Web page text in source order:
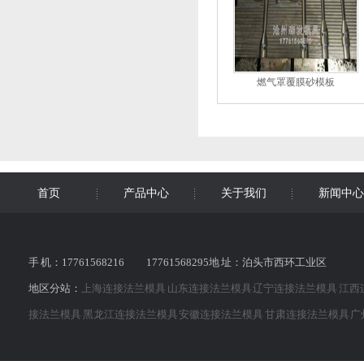
燃气罩覆膜砂模板
首页 产品中心 关于我们 新闻中心
手 机：17761568216 17761568295地 址：泊头市西环工业区
地区分站： 上海连接法兰模具 山东连接法兰模具 辽宁连接法兰模具 江西
接法兰模具 黑龙江连接法兰模具 安徽连接法兰模具 甘肃连接法兰模具 广